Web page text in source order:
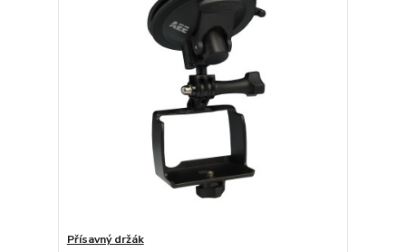
Přísavný držák